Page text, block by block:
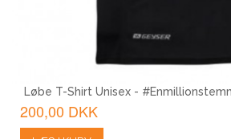
Løbe T-Shirt Unisex -
200,00 DKK